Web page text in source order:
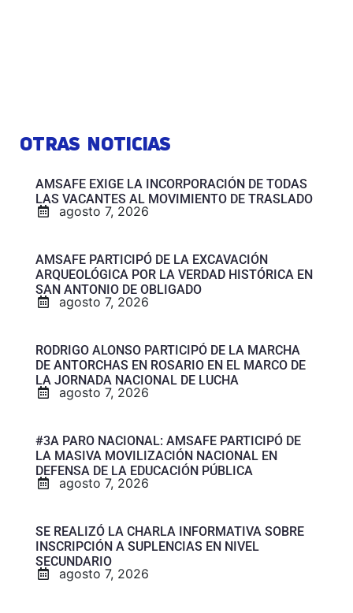
OTRAS NOTICIAS
AMSAFE EXIGE LA INCORPORACIÓN DE TODAS
LAS VACANTES AL MOVIMIENTO DE TRASLADO
agosto 7, 2026
AMSAFE PARTICIPÓ DE LA EXCAVACIÓN
ARQUEOLÓGICA POR LA VERDAD HISTÓRICA EN
SAN ANTONIO DE OBLIGADO
agosto 7, 2026
RODRIGO ALONSO PARTICIPÓ DE LA MARCHA
DE ANTORCHAS EN ROSARIO EN EL MARCO DE
LA JORNADA NACIONAL DE LUCHA
agosto 7, 2026
#3A PARO NACIONAL: AMSAFE PARTICIPÓ DE
LA MASIVA MOVILIZACIÓN NACIONAL EN
DEFENSA DE LA EDUCACIÓN PÚBLICA
agosto 7, 2026
SE REALIZÓ LA CHARLA INFORMATIVA SOBRE
INSCRIPCIÓN A SUPLENCIAS EN NIVEL
SECUNDARIO
agosto 7, 2026